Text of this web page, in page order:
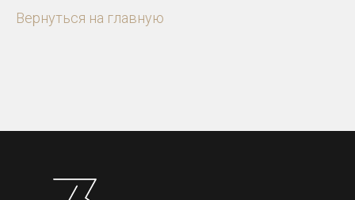
Вернуться на главную